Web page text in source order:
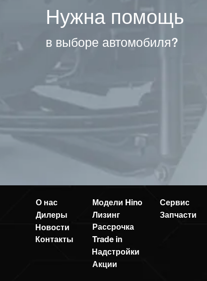
Нужна помощь
в выборе автомобиля?
О нас
Дилеры
Новости
Контакты
Запчасти
Сервис
Рассрочка
Лизинг
Модели Hino
Trade in
Надстройки
Акции